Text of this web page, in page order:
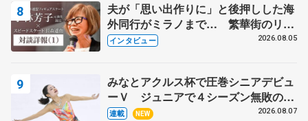
夫が「思い出作りに」と後押しした海
外同行がミラノまで… 繁華街のリン
クでは不良のお兄さんも味方に 小林
インタビュー 2026.08.05
みなとアクルス杯で圧巻シニアデビュ
ーＶ ジュニアで４シーズン無敗の島
田麻央
連載 NEW 2026.08.07